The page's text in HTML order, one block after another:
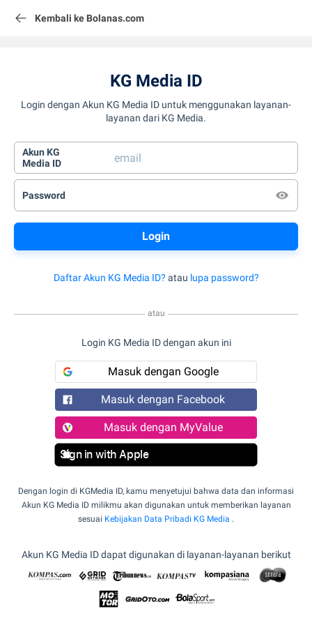
Kembali ke Bolanas.com
KG Media ID
Login dengan Akun KG Media ID untuk menggunakan layanan-
layanan dari KG Media.
Akun KG
Media ID
Password
Daftar Akun KG Media ID? atau lupa password?
atau
Login KG Media ID dengan akun ini
Masuk dengan Google
Masuk dengan Facebook
Masuk dengan MyValue
Sign in with Apple
Dengan login di KGMedia ID, kamu menyetujui bahwa data dan informasi
Akun KG Media ID milikmu akan digunakan untuk memberikan layanan
sesuai Kebijakan Data Pribadi KG Media .
Akun KG Media ID dapat digunakan di layanan-layanan berikut